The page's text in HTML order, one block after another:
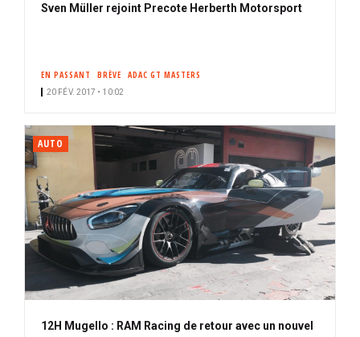
Sven Müller rejoint Precote Herberth Motorsport
EN PASSANT BRÈVE ADAC GT MASTERS
20 FÉV. 2017 • 10:02
AUTO
12H Mugello : RAM Racing de retour avec un nouvel